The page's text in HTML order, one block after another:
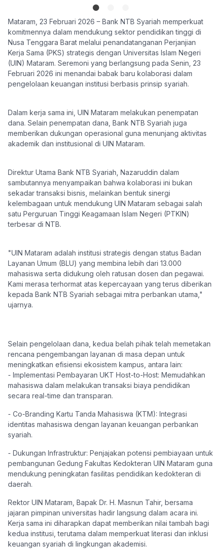
Mataram, 23 Februari 2026 – Bank NTB Syariah memperkuat
komitmennya dalam mendukung sektor pendidikan tinggi di
Nusa Tenggara Barat melalui penandatanganan Perjanjian
Kerja Sama (PKS) strategis dengan Universitas Islam Negeri
(UIN) Mataram. Seremoni yang berlangsung pada Senin, 23
Februari 2026 ini menandai babak baru kolaborasi dalam
pengelolaan keuangan institusi berbasis prinsip syariah.
​Dalam kerja sama ini, UIN Mataram melakukan penempatan
dana. Selain penempatan dana, Bank NTB Syariah juga
memberikan dukungan operasional guna menunjang aktivitas
akademik dan institusional di UIN Mataram.
​Direktur Utama Bank NTB Syariah, Nazaruddin dalam
sambutannya menyampaikan bahwa kolaborasi ini bukan
sekadar transaksi bisnis, melainkan bentuk sinergi
kelembagaan untuk mendukung UIN Mataram sebagai salah
satu Perguruan Tinggi Keagamaan Islam Negeri (PTKIN)
terbesar di NTB.
​"UIN Mataram adalah institusi strategis dengan status Badan
Layanan Umum (BLU) yang membina lebih dari 13.000
mahasiswa serta didukung oleh ratusan dosen dan pegawai.
Kami merasa terhormat atas kepercayaan yang terus diberikan
kepada Bank NTB Syariah sebagai mitra perbankan utama,"
ujarnya.
Selain pengelolaan dana, kedua belah pihak telah memetakan
rencana pengembangan layanan di masa depan untuk
meningkatkan efisiensi ekosistem kampus, antara lain:
​- Implementasi Pembayaran UKT Host-to-Host: Memudahkan
mahasiswa dalam melakukan transaksi biaya pendidikan
secara real-time dan transparan.
​- Co-Branding Kartu Tanda Mahasiswa (KTM): Integrasi
identitas mahasiswa dengan layanan keuangan perbankan
syariah.
​- Dukungan Infrastruktur: Penjajakan potensi pembiayaan untuk
pembangunan Gedung Fakultas Kedokteran UIN Mataram guna
mendukung peningkatan fasilitas pendidikan kedokteran di
daerah.
​Rektor UIN Mataram, Bapak Dr. H. Masnun Tahir, bersama
jajaran pimpinan universitas hadir langsung dalam acara ini.
Kerja sama ini diharapkan dapat memberikan nilai tambah bagi
kedua institusi, terutama dalam memperkuat literasi dan inklusi
keuangan syariah di lingkungan akademisi.